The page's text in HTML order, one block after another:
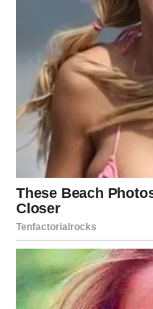
STRELAC –
PRILIKA
Strelčevi danas
je poziv ili plan za
Sreća prati hrabre.
JARAC –
SIGURNOST